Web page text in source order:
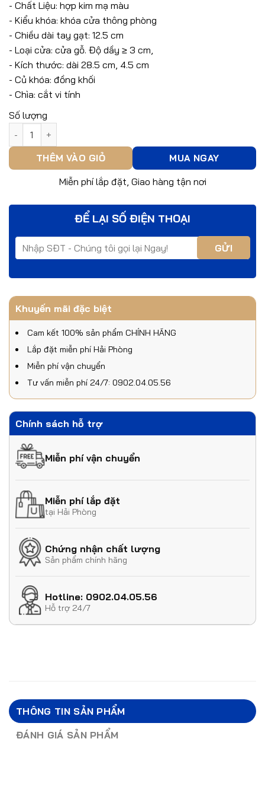
- Chất Liệu: hợp kim mạ màu
- Kiểu khóa: khóa cửa thông phòng
- Chiều dài tay gạt: 12.5 cm
- Loại cửa: cửa gỗ. Độ dầy ≥ 3 cm,
- Kích thước: dài 28.5 cm, 4.5 cm
- Củ khóa: đồng khối
- Chìa: cắt vi tính
Số lượng
THÊM VÀO GIỎ
MUA NGAY
Miễn phí lắp đặt, Giao hàng tận nơi
ĐỂ LẠI SỐ ĐIỆN THOẠI
Khuyến mãi đặc biệt
Cam kết 100% sản phẩm CHÍNH HÃNG
Lắp đặt miễn phí Hải Phòng
Miễn phí vận chuyển
Tư vấn miễn phí 24/7: 0902.04.05.56
Chính sách hỗ trợ
Miễn phí vận chuyển
Miễn phí lắp đặt
tại Hải Phòng
Chứng nhận chất lượng
Sản phẩm chính hãng
Hotline: 0902.04.05.56
Hỗ trợ 24/7
THÔNG TIN SẢN PHẨM
ĐÁNH GIÁ SẢN PHẨM